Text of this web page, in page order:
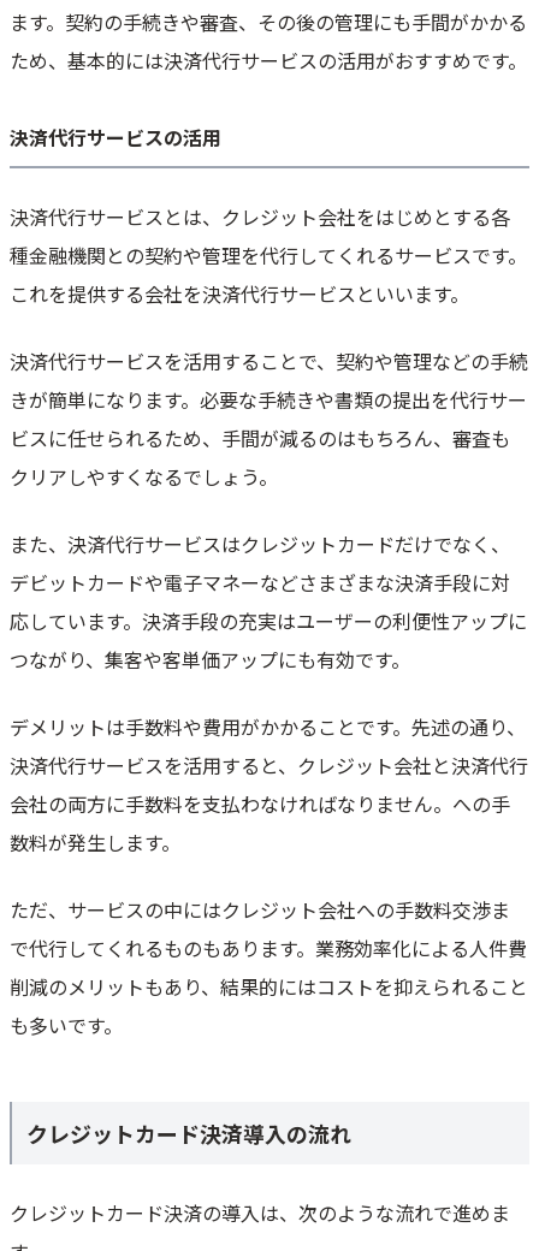
ます。契約の手続きや審査、その後の管理にも手間がかかる
ため、基本的には決済代行サービスの活用がおすすめです。
決済代行サービスの活用
決済代行サービスとは、クレジット会社をはじめとする各
種金融機関との契約や管理を代行してくれるサービスです。
これを提供する会社を決済代行サービスといいます。
決済代行サービスを活用することで、契約や管理などの手続
きが簡単になります。必要な手続きや書類の提出を代行サー
ビスに任せられるため、手間が減るのはもちろん、審査も
クリアしやすくなるでしょう。
また、決済代行サービスはクレジットカードだけでなく、
デビットカードや電子マネーなどさまざまな決済手段に対
応しています。決済手段の充実はユーザーの利便性アップに
つながり、集客や客単価アップにも有効です。
デメリットは手数料や費用がかかることです。先述の通り、
決済代行サービスを活用すると、クレジット会社と決済代行
会社の両方に手数料を支払わなければなりません。への手
数料が発生します。
ただ、サービスの中にはクレジット会社への手数料交渉ま
で代行してくれるものもあります。業務効率化による人件費
削減のメリットもあり、結果的にはコストを抑えられること
も多いです。
クレジットカード決済導入の流れ
クレジットカード決済の導入は、次のような流れで進めま